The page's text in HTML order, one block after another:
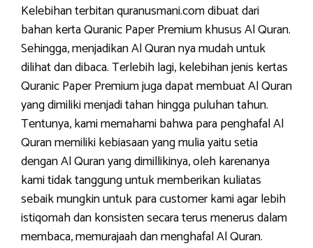
Kelebihan terbitan quranusmani.com dibuat dari
bahan kerta Quranic Paper Premium khusus Al Quran.
Sehingga, menjadikan Al Quran nya mudah untuk
dilihat dan dibaca. Terlebih lagi, kelebihan jenis kertas
Quranic Paper Premium juga dapat membuat Al Quran
yang dimiliki menjadi tahan hingga puluhan tahun.
Tentunya, kami memahami bahwa para penghafal Al
Quran memiliki kebiasaan yang mulia yaitu setia
dengan Al Quran yang dimillikinya, oleh karenanya
kami tidak tanggung untuk memberikan kuliatas
sebaik mungkin untuk para customer kami agar lebih
istiqomah dan konsisten secara terus menerus dalam
membaca, memurajaah dan menghafal Al Quran.